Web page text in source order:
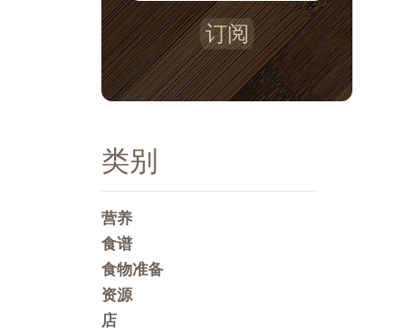
订阅
类别
营养
食谱
食物准备
资源
店